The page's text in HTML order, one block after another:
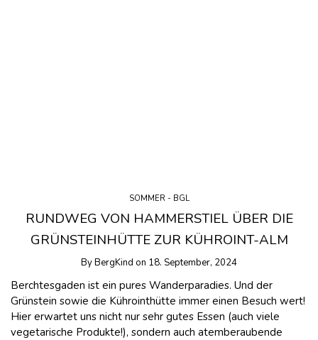
SOMMER - BGL
RUNDWEG VON HAMMERSTIEL ÜBER DIE
GRÜNSTEINHÜTTE ZUR KÜHROINT-ALM
ByBergKind on 18. September, 2024
Berchtesgaden ist ein pures Wanderparadies. Und der
Grünstein sowie die Kührointhütte immer einen Besuch wert!
Hier erwartet uns nicht nur sehr gutes Essen (auch viele
vegetarische Produkte!), sondern auch atemberaubende